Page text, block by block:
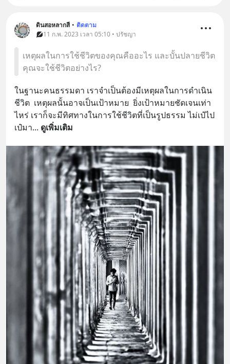
ดินสอหลากสี • ติดตาม
11 ก.พ. 2023 เวลา 05:10 • ปรัชญา
เหตุผลในการใช้ชีวิตของคุณคืออะไร และบั้นปลายชีวิต
คุณจะใช้ชีวิตอย่างไร?
ในฐานะคนธรรมดา เราจำเป็นต้องมีเหตุผลในการดำเนิน
ชีวิต  เหตุผลนั้นอาจเป็นเป้าหมาย  ยิ่งเป้าหมายชัดเจนเท่า
ไหร่ เราก็จะมีทิศทางในการใช้ชีวิตที่เป็นรูปธรรม ไม่เป๋ไป
เป๋มา... ดูเพิ่มเติม